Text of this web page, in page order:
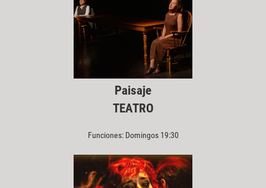
Paisaje
TEATRO
Funciones: Domingos 19:30